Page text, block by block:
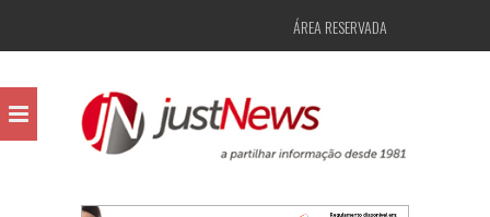
ÁREA RESERVADA